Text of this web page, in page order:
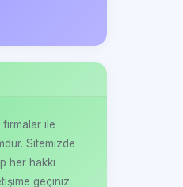
ile
Sitemizde
her hakkı
geçiniz.